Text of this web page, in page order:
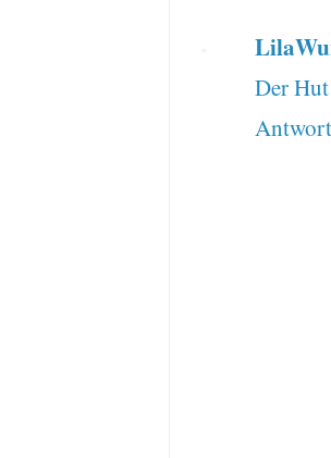
Der